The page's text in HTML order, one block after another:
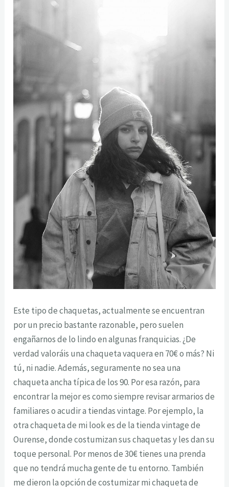
Este tipo de chaquetas, actualmente se encuentran
por un precio bastante razonable, pero suelen
engañarnos de lo lindo en algunas franquicias. ¿De
verdad valoráis una chaqueta vaquera en 70€ o más? Ni
tú, ni nadie. Además, seguramente no sea una
chaqueta ancha típica de los 90. Por esa razón, para
encontrar la mejor es como siempre revisar armarios de
familiares o acudir a tiendas vintage. Por ejemplo, la
otra chaqueta de mi look es de la tienda vintage de
Ourense, donde costumizan sus chaquetas y les dan su
toque personal. Por menos de 30€ tienes una prenda
que no tendrá mucha gente de tu entorno. También
me dieron la opción de costumizar mi chaqueta de